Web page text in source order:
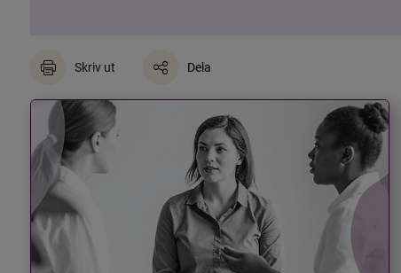
Skriv ut Dela